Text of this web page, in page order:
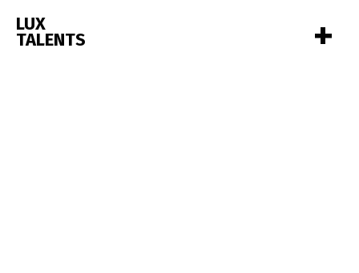
+
LUX
TALENTS